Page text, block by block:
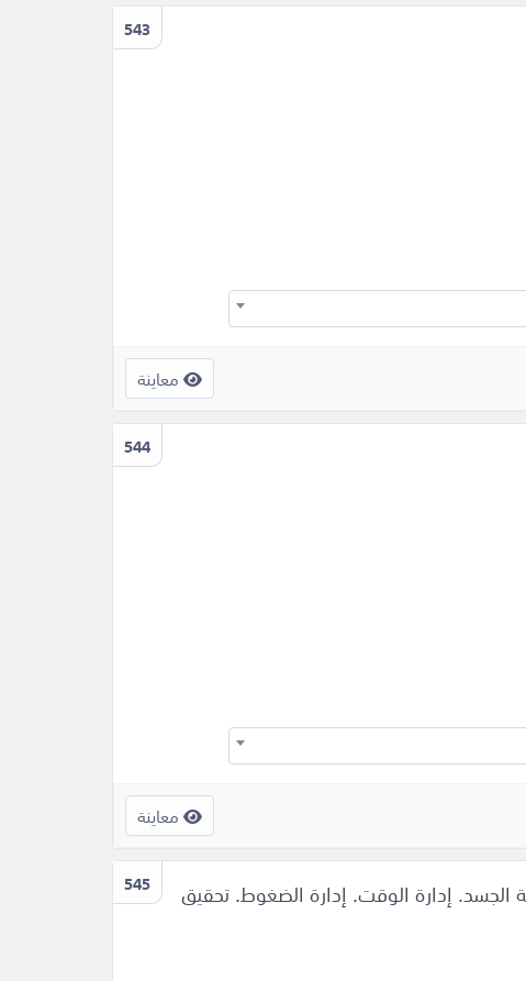
543
معاينة
544
معاينة
545
الجسد. إدارة الوقت. إدارة الضغوط. تحقيق